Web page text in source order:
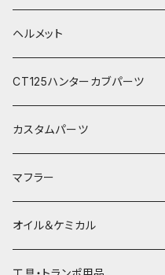
SHOEI
OGKカブト
HJC
電熱ウェア
秋冬ライディングパンツ
秋冬防寒インナーウェア
レザーウェア
プロテクター＆小物
電熱ウェア
インナーウェア
秋冬防風防寒グローブ
電熱グローブ
ライディングシューズ
ヘルメット
フルフェイスヘルメット
オープンフェイスヘルメット
パーツ&小物
CT125ハンターカブパーツ
カスタムパーツ
HONDA
YAMAHA
SUZUKI
マフラー
HONDA
YAMAHA
オイル＆ケミカル